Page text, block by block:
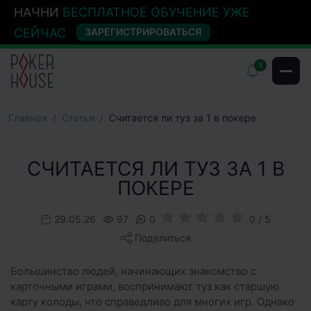
НАЧНИ БЕСПЛАТНОЕ ОБУЧЕНИЕ УЖЕ
СЕЙЧАС
ЗАРЕГИСТРИРОВАТЬСЯ
1
Главная Cтатьи Считается ли туз за 1 в покере
СЧИТАЕТСЯ ЛИ ТУЗ ЗА 1 В
ПОКЕРЕ
29.05.26 97 0
0 / 5
Поделиться
Большинство людей, начинающих знакомство с
карточными играми, воспринимают туз как старшую
карту колоды, что справедливо для многих игр. Однако